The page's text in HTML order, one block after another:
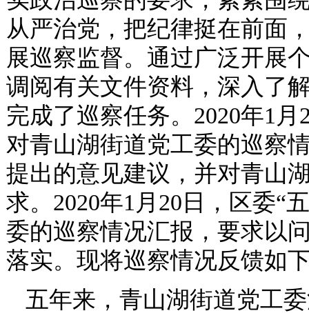
从严治党，把纪律挺在前面
展巡察监督。通过广泛开展
调阅有关文件资料，深入了
完成了巡察任务。2020年1
对青山湖街道党工委的巡察
提出的意见建议，并对青山
求。2020年1月20日，区委“
委的巡察情况汇报，要求以
落实。现将巡察情况反馈如
五年来，青山湖街道党工